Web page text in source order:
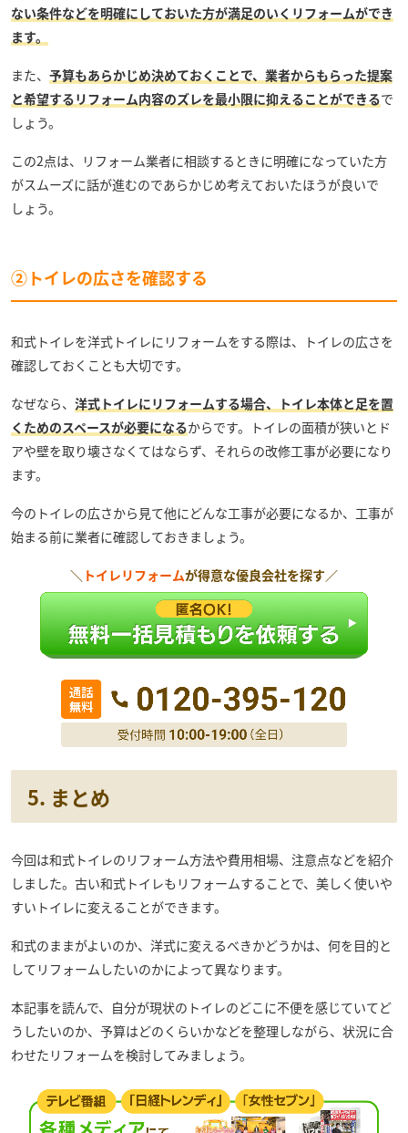
ない条件などを明確にしておいた方が満足のいくリフォームができ
ます。
また、 予算もあらかじめ決めておくことで、業者からもらった提案
と希望するリフォーム内容のズレを最小限に抑えることができるで
しょう。
この2点は、リフォーム業者に相談するときに明確になっていた方
がスムーズに話が進むのであらかじめ考えておいたほうが良いで
しょう。
②トイレの広さを確認する
和式トイレを洋式トイレにリフォームをする際は、トイレの広さを
確認しておくことも大切です。
なぜなら、 洋式トイレにリフォームする場合、トイレ本体と足を置
くためのスペースが必要になるからです。トイレの面積が狭いとド
アや壁を取り壊さなくてはならず、それらの改修工事が必要になり
ます。
今のトイレの広さから見て他にどんな工事が必要になるか、工事が
始まる前に業者に確認しておきましょう。
＼ トイレリフォームが得意な優良会社を探す／
5. まとめ
今回は和式トイレのリフォーム方法や費用相場、注意点などを紹介
しました。古い和式トイレもリフォームすることで、美しく使いや
すいトイレに変えることができます。
和式のままがよいのか、洋式に変えるべきかどうかは、何を目的と
してリフォームしたいのかによって異なります。
本記事を読んで、自分が現状のトイレのどこに不便を感じていてど
うしたいのか、予算はどのくらいかなどを整理しながら、状況に合
わせたリフォームを検討してみましょう。